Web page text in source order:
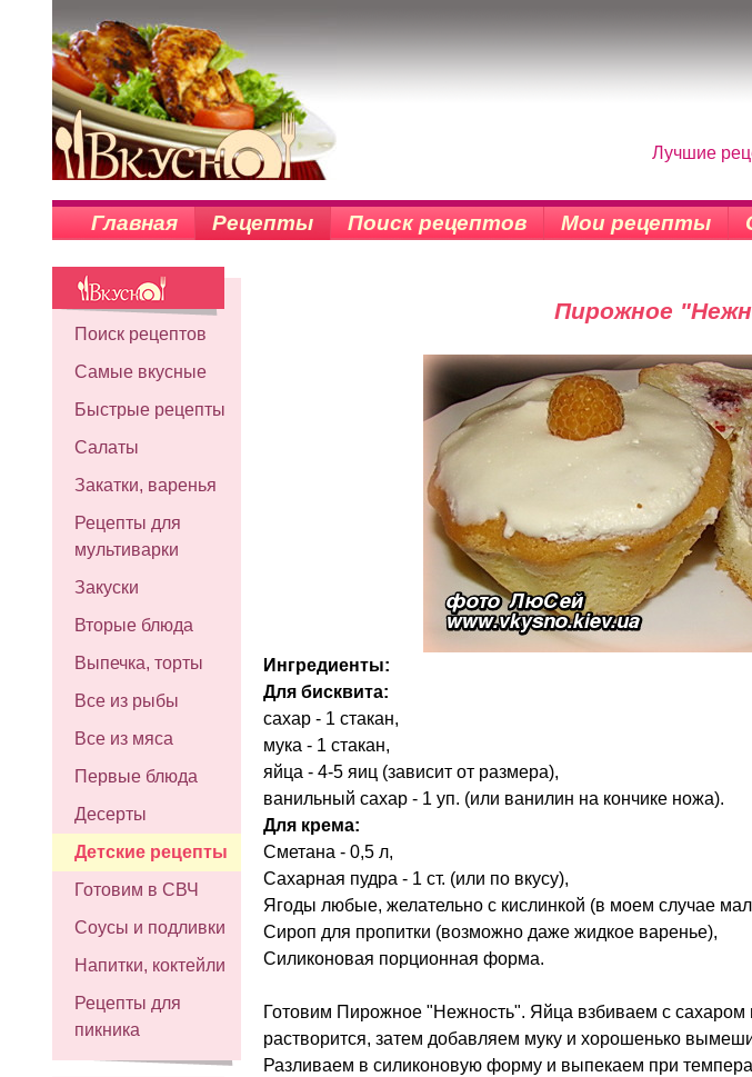
Лучшие
Главная Рецепты Поиск рецептов Мои рецепты
Поиск рецептов
Самые вкусные
Быстрые рецепты
Салаты
Закатки, варенья
Рецепты для
мультиварки
Закуски
Вторые блюда
Выпечка, торты
Все из рыбы
Все из мяса
Первые блюда
Десерты
Детские рецепты
Готовим в СВЧ
Соусы и подливки
Напитки, коктейли
Рецепты для
пикника
Пирожное
Ингредиенты:
Для бисквита:
сахар - 1 стакан,
мука - 1 стакан,
яйца - 4-5 яиц (зависит от размера),
ванильный сахар - 1 уп. (или ванилин на кончике ножа).
Для крема:
Сметана - 0,5 л,
Сахарная пудра - 1 ст. (или по вкусу),
Ягоды любые, желательно с кислинкой (в моем случае
Сироп для пропитки (возможно даже жидкое варенье),
Силиконовая порционная форма.
Готовим Пирожное "Нежность". Яйца взбиваем с
растворится, затем добавляем муку и хорошенько
Разливаем в силиконовую форму и выпекаем при